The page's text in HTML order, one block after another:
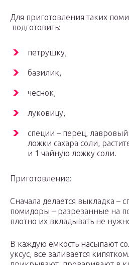
Для приготовления таких
подготовить:
петрушку,
базилик,
чеснок,
луковицу,
специи – перец, лавровый
ложки сахара соли,
и 1 чайную ложку соли.
Приготовление:
Сначала делается выкладка –
помидоры – разрезанные на
плотно их вкладывать не
В каждую емкость насыпают
уксус, все заливается